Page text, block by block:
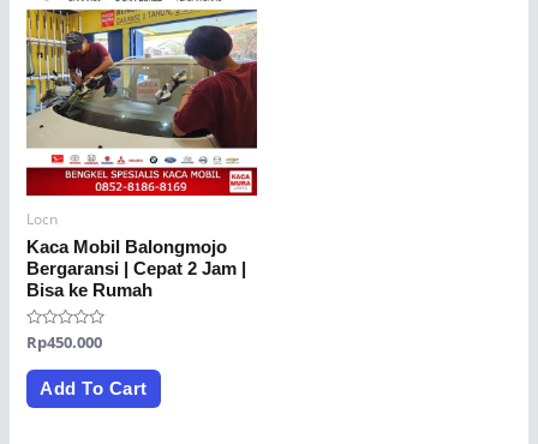
Locn
Kaca Mobil Balongmojo
Bergaransi | Cepat 2 Jam |
Bisa ke Rumah
Rated
0
out
Rp450.000
Add To Cart